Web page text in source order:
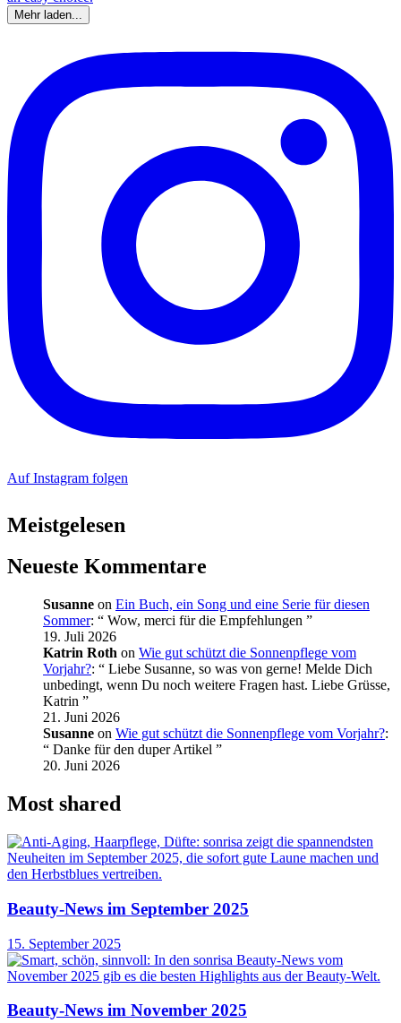
Mehr laden...
Auf Instagram folgen
Meistgelesen
Neueste Kommentare
Susanne on Ein Buch, ein Song und eine Serie für diesen
Sommer: “ Wow, merci für die Empfehlungen ”
19. Juli 2026
Katrin Roth on Wie gut schützt die Sonnenpflege vom
Vorjahr?: “ Liebe Susanne, so was von gerne! Melde Dich
unbedingt, wenn Du noch weitere Fragen hast. Liebe Grüsse,
Katrin ”
21. Juni 2026
Susanne on Wie gut schützt die Sonnenpflege vom Vorjahr?:
“ Danke für den duper Artikel ”
20. Juni 2026
Most shared
Beauty-News im September 2025
15. September 2025
Beauty-News im November 2025